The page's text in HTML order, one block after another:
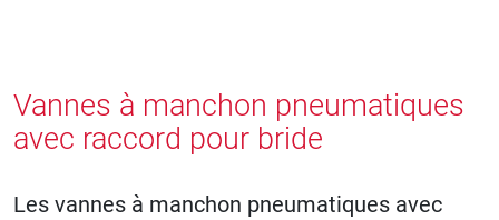
Vannes à manchon pneumatiques
avec raccord pour bride
Les vannes à manchon pneumatiques avec